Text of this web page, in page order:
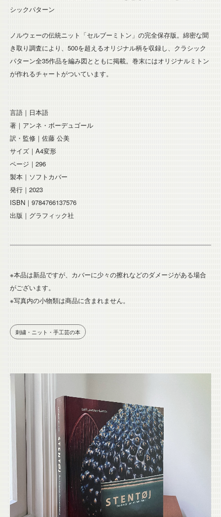
シックパターン
ノルウェーの伝統ニット「セルブーミトン」の完全保存版。綿密な聞
き取り調査により、500を超えるオリジナル柄を収録し、クラシック
パターン全35作品を編み図とともに掲載。巻末にはオリジナルミトン
が作れるチャートがついています。
言語｜日本語
著｜アンネ・ボーデュゴール
訳・監修｜佐藤 公美
サイズ｜A4変形
ページ｜296
製本｜ソフトカバー
発行｜2023
ISBN｜9784766137576
出版｜グラフィック社
※本品は新品ですが、カバーに少々の擦れなどのダメージがある場合
がございます。
※写真内の小物類は商品に含まれません。
刺繍・ニット・手工芸の本